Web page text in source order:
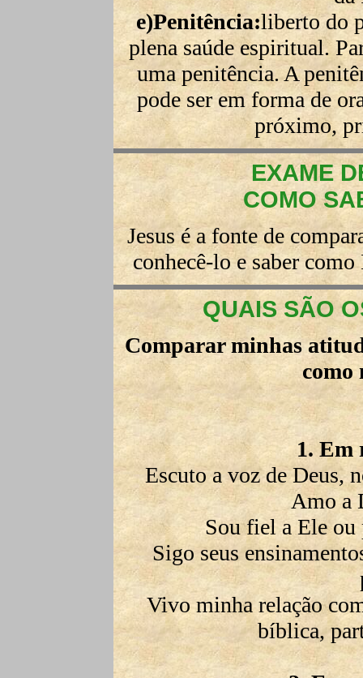
e)Penitência:liberto do
plena saúde espiritual.
uma penitência. A
pode ser em forma de
próximo,
EXAME
COMO
Jesus é a fonte de
conhecê-lo e saber
QUAIS SÃO
Comparar minhas
como
1. Em
Escuto a voz de Deus,
Amo a
Sou fiel a Ele ou
Sigo seus
Vivo minha relação
bíblica,